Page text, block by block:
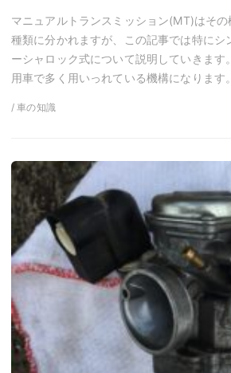
マニュアルトランスミッション(MT)はそ
種類に分かれますが、この記事では特にシ
ーシャロック式について説明していきます
用車で多く用いっれている機構になりま
/ 車の知識